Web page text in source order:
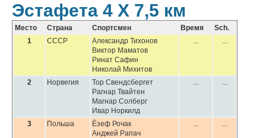
Эстафета 4 Х 7,5 км
Место Страна Спортсмен Время
Sch.
1
СССР
Александр Тихонов
Виктор Маматов
Ринат Сафин
Николай Михитов
... ...
2 Норвегия
Тор Свендсбергет
Рагнар Твайтен
Магнар Солберг
Ивар Норкилд
... ...
3 Польша
Ёзеф Рочак
Анджей Рапач
... ...